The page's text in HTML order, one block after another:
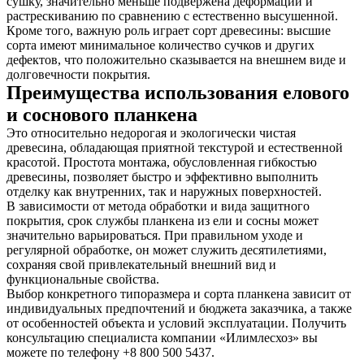
растрескиванию по сравнению с естественно высушенной.
Кроме того, важную роль играет сорт древесины: высшие
сорта имеют минимальное количество сучков и других
дефектов, что положительно сказывается на внешнем виде и
долговечности покрытия.
Преимущества использования елового
и соснового планкена
Это относительно недорогая и экологически чистая
древесина, обладающая приятной текстурой и естественной
красотой. Простота монтажа, обусловленная гибкостью
древесины, позволяет быстро и эффективно выполнить
отделку как внутренних, так и наружных поверхностей.
В зависимости от метода обработки и вида защитного
покрытия, срок службы планкена из ели и сосны может
значительно варьироваться. При правильном уходе и
регулярной обработке, он может служить десятилетиями,
сохраняя свой привлекательный внешний вид и
функциональные свойства.
Выбор конкретного типоразмера и сорта планкена зависит от
индивидуальных предпочтений и бюджета заказчика, а также
от особенностей объекта и условий эксплуатации. Получить
консультацию специалиста компании «Илимлесхоз» вы
можете по телефону +8 800 500 5437.